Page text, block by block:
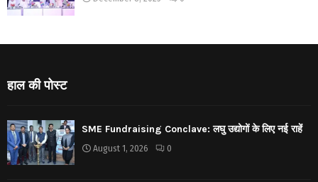
हाल की पोस्ट
SME Fundraising Conclave: लघु उद्योगों के लिए नई राहें
August 1, 2026 0